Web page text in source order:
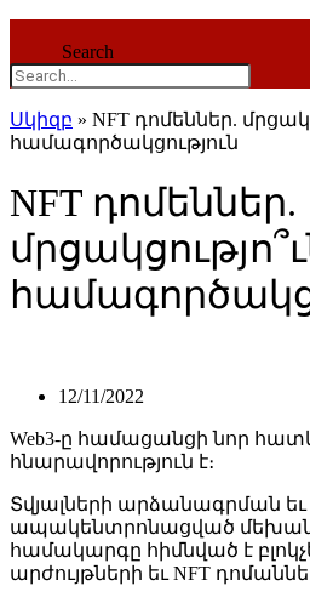
Search
Սկիզբ » NFT դոմեններ.
համագործակցություն
NFT դոմեններ.
12/11/2022
Web3-ը համացանցի նոր
հնարավորություն է։
Տվյալների արձանագրման
ապակենտրոնացված
համակարգը հիմնված է
արժույթների եւ NFT